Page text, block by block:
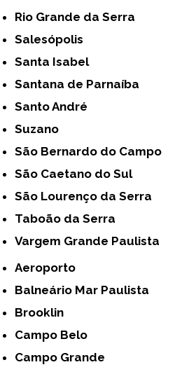
Rio Grande da Serra
Salesópolis
Santa Isabel
Santana de Parnaíba
Santo André
Suzano
São Bernardo do Campo
São Caetano do Sul
São Lourenço da Serra
Taboão da Serra
Vargem Grande Paulista
Aeroporto
Balneário Mar Paulista
Brooklin
Campo Belo
Campo Grande